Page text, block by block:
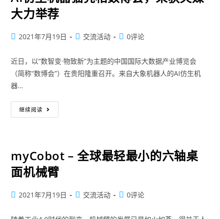
大力举荐
2021年7月19日 交流活动 0评论
近日，以“数智变·物致新”为主题的中国国际大数据产业博览会
（简称“数博会”）在贵阳隆重召开。来自大象机器人的AI仿生机
器…
继续阅读
myCobot – 全球最轻最小的六轴桌
面机械臂
2021年7月19日 交流活动 0评论